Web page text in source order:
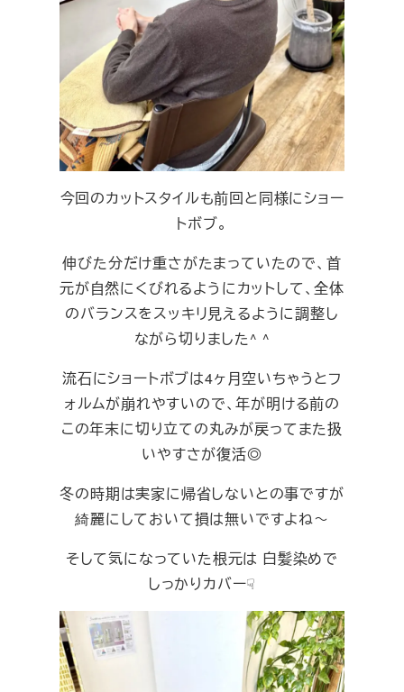
今回のカットスタイルも前回と同様にショー
トボブ。
伸びた分だけ重さがたまっていたので、首
元が自然にくびれるようにカットして、全体
のバランスをスッキリ見えるように調整し
ながら切りました^ ^
流石にショートボブは4ヶ月空いちゃうとフ
ォルムが崩れやすいので、年が明ける前の
この年末に切り立ての丸みが戻ってまた扱
いやすさが復活◎
冬の時期は実家に帰省しないとの事ですが
綺麗にしておいて損は無いですよね～
そして気になっていた根元は 白髪染めで
しっかりカバー☟